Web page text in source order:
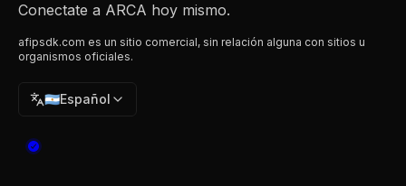
Conectate a ARCA hoy mismo.
afipsdk.com es un sitio comercial, sin relación alguna con sitios u
organismos oficiales.
🇦🇷Español